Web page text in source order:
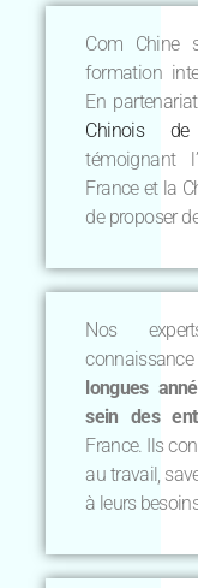
Com Chine
formation
En
Chinois
témoignant
France et la
de proposer
Nos
longues
sein des
France. Ils
au travail,
à leurs